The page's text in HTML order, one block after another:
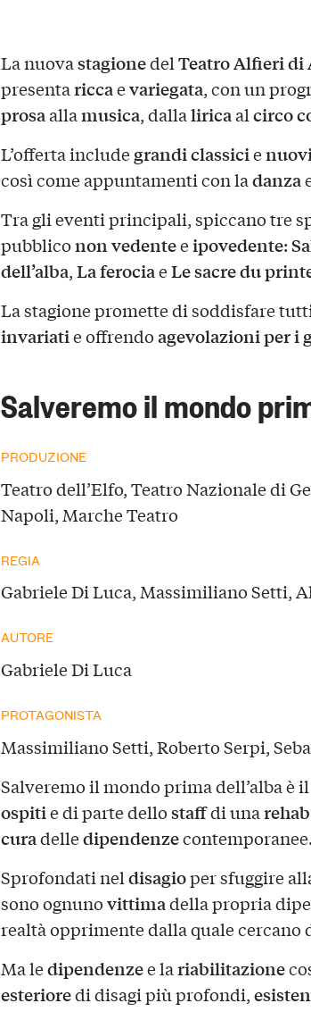
La nuovastagionedelTeatro Alfieri di
presentariccaevariegata, con un
prosaallamusica, dallaliricaalcirco
L’offerta includegrandi classicie
così come appuntamenti con ladanza
Tra gli eventi principali, spiccano tre
pubbliconon vedenteeipovedente:
dell’alba,La ferociaeLe sacre du
La stagione promette di soddisfare
invariatie offrendoagevolazioni per i
Salveremo il mondo
PRODUZIONE
Teatro dell’Elfo, Teatro Nazionale di
Napoli, Marche Teatro
REGIA
Gabriele Di Luca, Massimiliano Setti,
AUTORE
Gabriele Di Luca
PROTAGONISTA
Massimiliano Setti, Roberto Serpi,
Salveremo il mondo prima dell’alba è
ospitie di parte dellostaffdi unarehab
curadelledipendenzecontemporanee.
Sprofondati neldisagioper sfuggire
sono ognunovittimadella propria
realtà opprimente dalla quale cercano
Ma ledipendenzee lariabilitazione
esterioredi disagi più profondi,